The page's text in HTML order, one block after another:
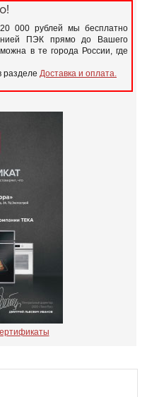
000 рублей мы бесплатно
ПЭК прямо до Вашего
в те города России, где
разделе Доставка и оплата.